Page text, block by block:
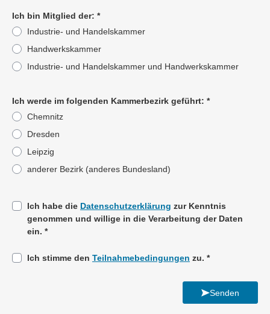
Ich bin Mitglied der: *
Industrie- und Handelskammer
Handwerkskammer
Industrie- und Handelskammer und Handwerkskammer
Ich werde im folgenden Kammerbezirk geführt: *
Chemnitz
Dresden
Leipzig
anderer Bezirk (anderes Bundesland)
Ich habe die Datenschutzerklärung zur Kenntnis
genommen und willige in die Verarbeitung der Daten
ein. *
Ich stimme den Teilnahmebedingungen zu. *
Senden